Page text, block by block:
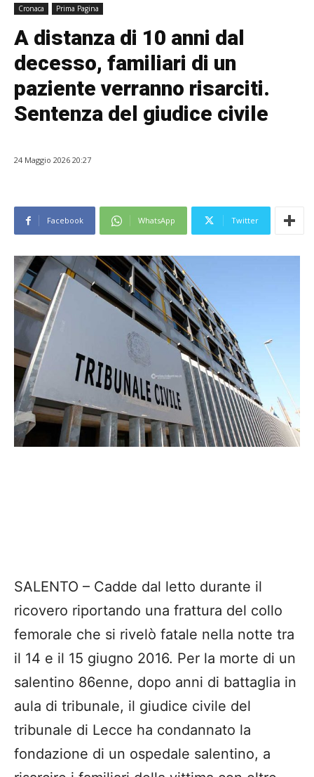
Cronaca Prima Pagina
A distanza di 10 anni dal
decesso, familiari di un
paziente verranno risarciti.
Sentenza del giudice civile
24 Maggio 2026 20:27
Facebook WhatsApp Twitter
SALENTO – Cadde dal letto durante il
ricovero riportando una frattura del collo
femorale che si rivelò fatale nella notte tra
il 14 e il 15 giugno 2016. Per la morte di un
salentino 86enne, dopo anni di battaglia in
aula di tribunale, il giudice civile del
tribunale di Lecce ha condannato la
fondazione di un ospedale salentino, a